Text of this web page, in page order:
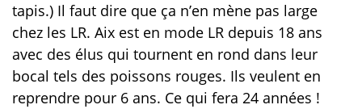
tapis.) Il faut dire que ça n’en mène pas large
chez les LR. Aix est en mode LR depuis 18 ans
avec des élus qui tournent en rond dans leur
bocal tels des poissons rouges. Ils veulent en
reprendre pour 6 ans. Ce qui fera 24 années !